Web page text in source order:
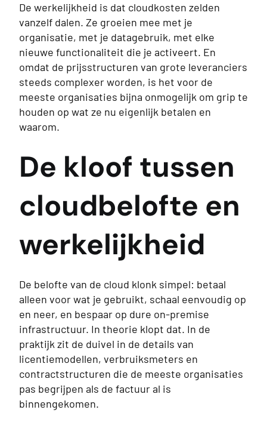
De werkelijkheid is dat cloudkosten zelden
vanzelf dalen. Ze groeien mee met je
organisatie, met je datagebruik, met elke
nieuwe functionaliteit die je activeert. En
omdat de prijsstructuren van grote leveranciers
steeds complexer worden, is het voor de
meeste organisaties bijna onmogelijk om grip te
houden op wat ze nu eigenlijk betalen en
waarom.
De kloof tussen
cloudbelofte en
werkelijkheid
De belofte van de cloud klonk simpel: betaal
alleen voor wat je gebruikt, schaal eenvoudig op
en neer, en bespaar op dure on-premise
infrastructuur. In theorie klopt dat. In de
praktijk zit de duivel in de details van
licentiemodellen, verbruiksmeters en
contractstructuren die de meeste organisaties
pas begrijpen als de factuur al is
binnengekomen.